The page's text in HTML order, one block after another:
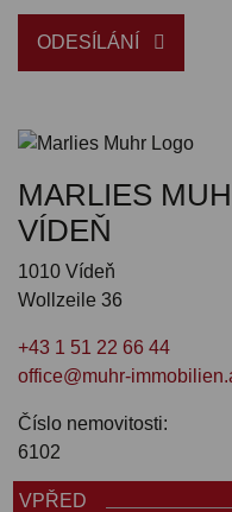
ODESÍLÁNÍ
MARLIES
VÍDEŇ
1010 Vídeň
Wollzeile 36
+43 1 51 22 66 44
office@muhr-
Číslo nemovitosti:
6102
VPŘED